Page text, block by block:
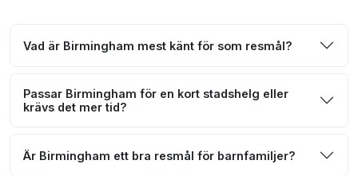
Vad är Birmingham mest känt för som resmål?
Passar Birmingham för en kort stadshelg eller
krävs det mer tid?
Är Birmingham ett bra resmål för barnfamiljer?